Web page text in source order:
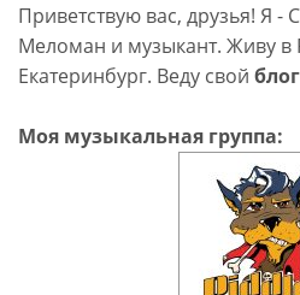
Приветствую вас, друзья! Я -
Меломан и музыкант. Живу в
Екатеринбург. Веду свой
Моя музыкальная группа: